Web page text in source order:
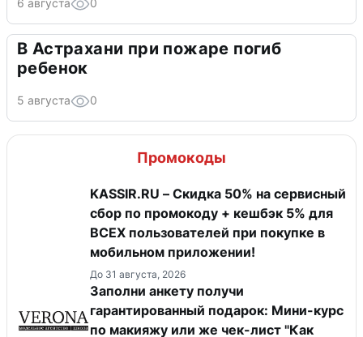
6 августа 0
В Астрахани при пожаре погиб
ребенок
5 августа 0
Промокоды
KASSIR.RU – Скидка 50% на сервисный
сбор по промокоду + кешбэк 5% для
ВСЕХ пользователей при покупке в
мобильном приложении!
До 31 августа, 2026
Заполни анкету получи
гарантированный подарок: Мини-курс
по макияжу или же чек-лист "Как